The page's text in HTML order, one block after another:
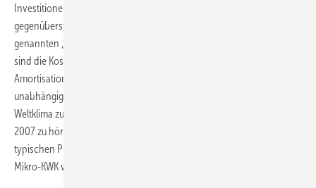
Investitionen und wahrscheinlich auch hohe Wartungskosten
gegenüberstehen, wird dezent verschwiegen. Doch für viele der so
genannten „Early Adaptors“, also die Pionierkäufer der Mikro-KWK,
sind die Kosten ohnehin zweitrangig. Wich­tiger als wirtschaftliche
Amortisationszeiten sei für viele Interessenten das Gefühl,
unabhängig(er) vom Stromversorger zu sein und etwas für das
Weltklima zu tun – dies war auf dem Stand von Senertec auf der ISH
2007 zu hören. In einer Studie des Ifeu-Instituts werden z.B. die
typischen Pionierkäufer bzw. Interessenten eines Brennstoffzellen-
Mikro-KWK wie folgt charakterisiert: